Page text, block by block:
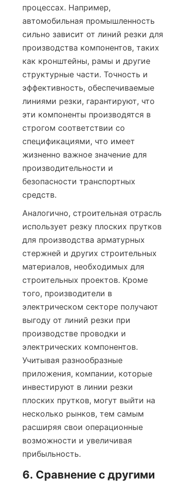
процессах. Например,
автомобильная промышленность
сильно зависит от линий резки для
производства компонентов, таких
как кронштейны, рамы и другие
структурные части. Точность и
эффективность, обеспечиваемые
линиями резки, гарантируют, что
эти компоненты производятся в
строгом соответствии со
спецификациями, что имеет
жизненно важное значение для
производительности и
безопасности транспортных
средств.
Аналогично, строительная отрасль
использует резку плоских прутков
для производства арматурных
стержней и других строительных
материалов, необходимых для
строительных проектов. Кроме
того, производители в
электрическом секторе получают
выгоду от линий резки при
производстве проводки и
электрических компонентов.
Учитывая разнообразные
приложения, компании, которые
инвестируют в линии резки
плоских прутков, могут выйти на
несколько рынков, тем самым
расширяя свои операционные
возможности и увеличивая
прибыльность.
6. Сравнение с другими